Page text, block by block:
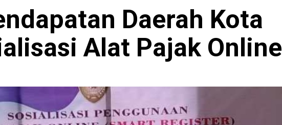
Daerah Kota
Alat Pajak Online